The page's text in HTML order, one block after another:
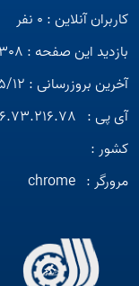
کاربران آنلاین : 0 نفر
بازدید این صفحه : 1308 نفر
آخرین بروزرسانی : 1405/05/12 14:07
آی پی :
کشور :
مرورگر : chrome